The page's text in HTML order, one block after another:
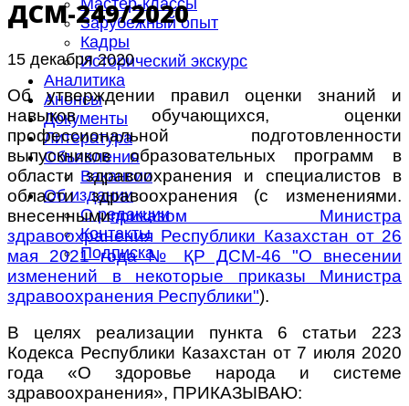
Мастер-классы
Зарубежный опыт
Кадры
Исторический экскурс
Аналитика
Анонсы
Документы
Литература
Объявления
Вакансии
Об издании
О редакции
Контакты
Подписка
ДСМ-249/2020
15 декабря 2020
Об утверждении правил оценки знаний и
навыков обучающихся, оценки
профессиональной подготовленности
выпускников образовательных программ в
области здравоохранения и специалистов в
области здравоохранения (с изменениями.
внесеннымиприказом Министра
здравоохранения Республики Казахстан от 26
мая 2021 года № ҚР ДСМ-46 "О внесении
изменений в некоторые приказы Министра
здравоохранения Республики").
В целях реализации пункта 6 статьи 223
Кодекса Республики Казахстан от 7 июля 2020
года «О здоровье народа и системе
здравоохранения», ПРИКАЗЫВАЮ: